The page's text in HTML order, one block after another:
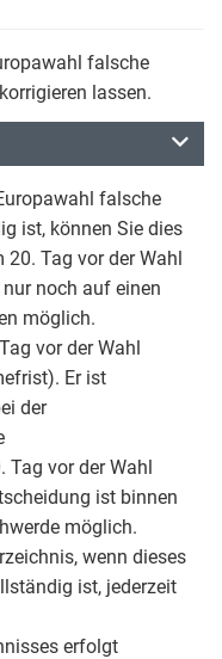
falsche
lassen.
falsche
ist, können Sie dies
20. Tag vor der Wahl
noch auf einen
möglich.
vor der Wahl
Er ist
der
Tag vor der Wahl
ist binnen
möglich.
wenn dieses
ist, jederzeit
erfolgt